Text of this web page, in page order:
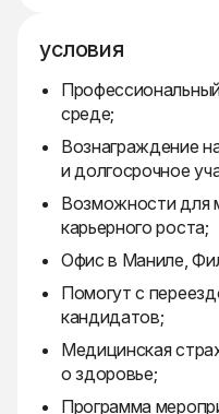
условия
среде;
Вознаграждение
и долгосрочное
Возможности для
карьерного роста;
Офис в Маниле,
Помогут с
кандидатов;
Медицинская
о здоровье;
Программа